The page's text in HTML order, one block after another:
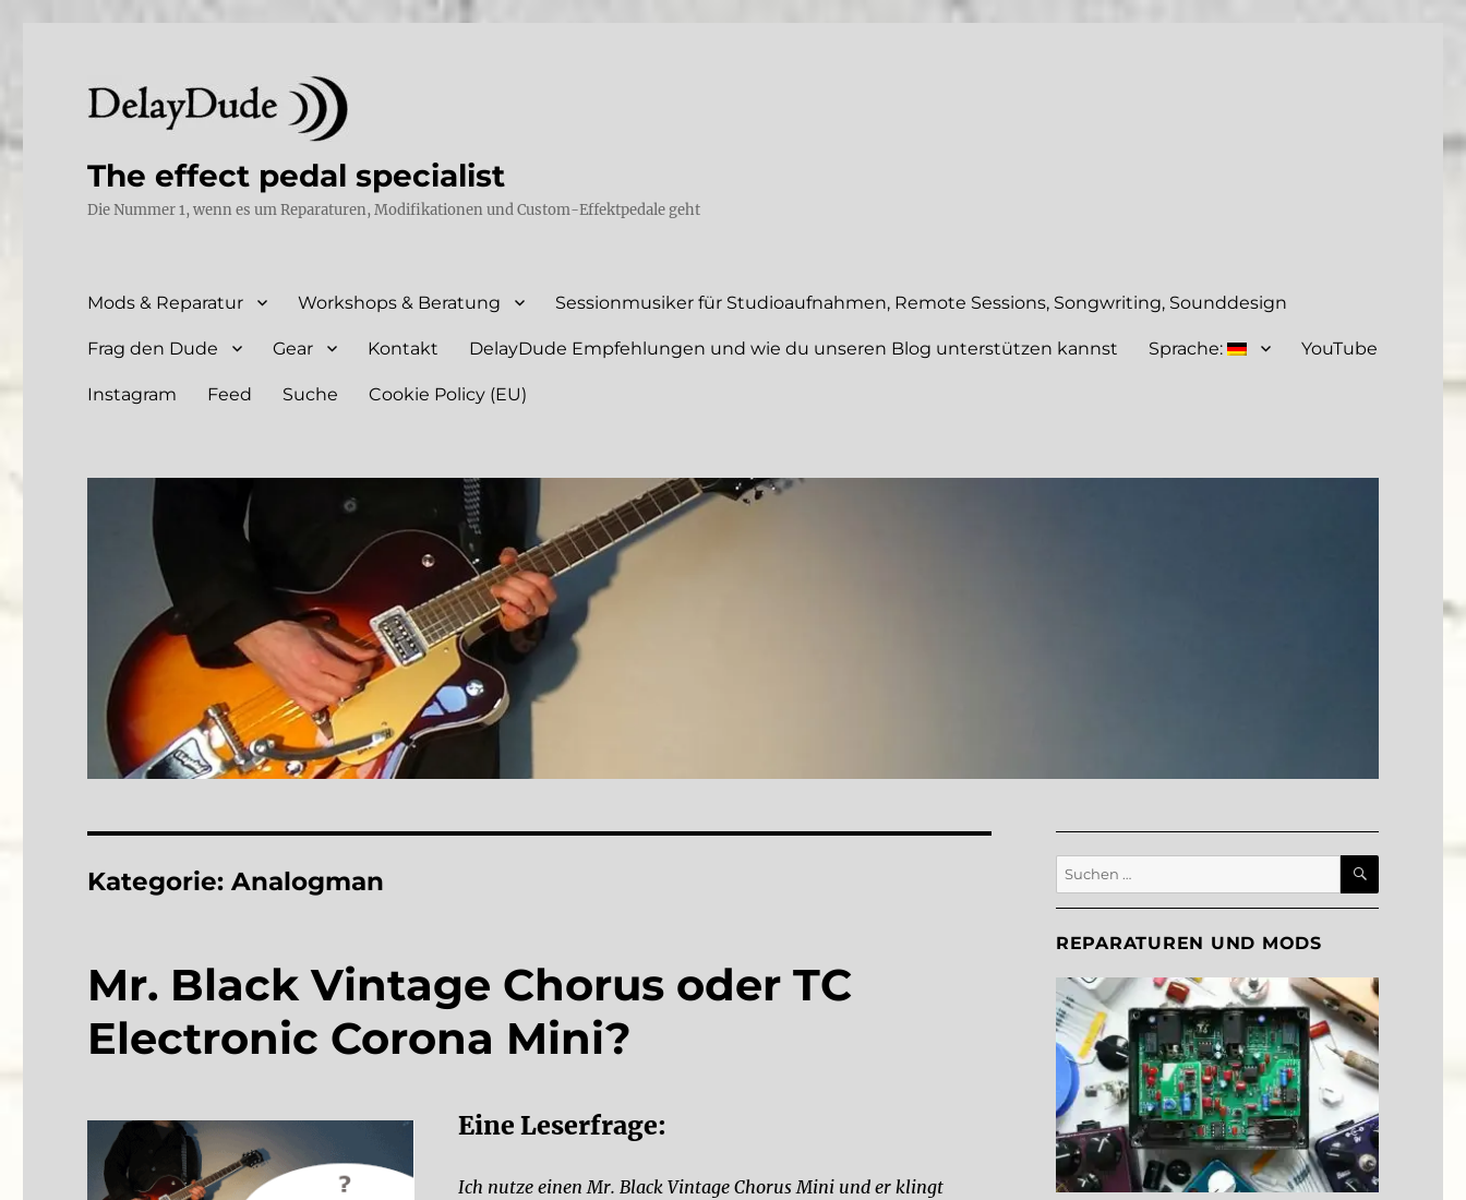
The effect pedal specialist
Die Nummer 1, wenn es um Reparaturen, Modifikationen und Custom-Effektpedale geht
Mods & Reparatur Workshops & Beratung Sessionmusiker für Studioaufnahmen, Remote Sessions, Songwriting, Sounddesign
Frag den Dude Gear Kontakt DelayDude Empfehlungen und wie du unseren Blog unterstützen kannst Sprache: YouTube
Instagram Feed Suche Cookie Policy (EU)
Kategorie:Analogman
Mr. Black Vintage Chorus oder TC
Electronic Corona Mini?
Eine Leserfrage:
Ich nutze einen Mr. Black Vintage Chorus Mini und er klingt
Suche
nach:
SUCHEN
REPARATUREN UND MODS